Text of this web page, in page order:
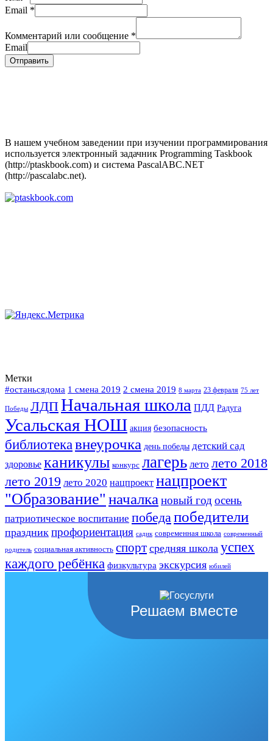
Email *
Комментарий или сообщение *
Email
Отправить
В нашем учебном заведении при изучении программирования
используется электронный задачник Programming Taskbook
(http://ptaskbook.com) и система PascalABC.NET
(http://pascalabc.net).
Метки
#останьсядома 1 смена 2019 2 смена 2019 8 марта 23 февраля 75 лет
Победы ЛДПНачальная школа ПДД Радуга
Усальская НОШ акция безопасность
библиотекавнеурочка день победы детский сад
здоровье каникулы конкурс лагерь лето лето 2018
лето 2019 лето 2020 нацпроект нацпроект
"Образование" началкановый годосень
патриотическое воспитание победапобедители
праздник профориентация садик современная школа современный
родитель социальная активность спорт средняя школа успех
каждого ребёнка физкультура экскурсия юбилей
Решаем вместе